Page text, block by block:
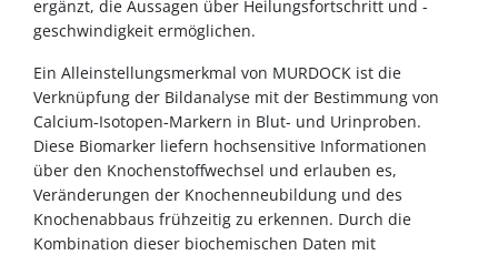
ergänzt, die Aussagen über Heilungsfortschritt und -
geschwindigkeit ermöglichen.
Ein Alleinstellungsmerkmal von MURDOCK ist die
Verknüpfung der Bildanalyse mit der Bestimmung von
Calcium‑Isotopen‑Markern in Blut- und Urinproben.
Diese Biomarker liefern hochsensitive Informationen
über den Knochenstoffwechsel und erlauben es,
Veränderungen der Knochenneubildung und des
Knochenabbaus frühzeitig zu erkennen. Durch die
Kombination dieser biochemischen Daten mit